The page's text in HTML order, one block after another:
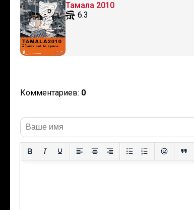
Тамала 2010
6.3
Комментариев: 0